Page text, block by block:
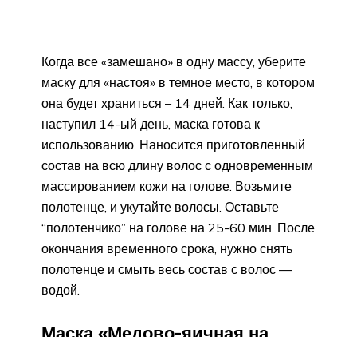
Когда все «замешано» в одну массу, уберите
маску для «настоя» в темное место, в котором
она будет храниться – 14 дней. Как только,
наступил 14-ый день, маска готова к
использованию. Наносится приготовленный
состав на всю длину волос с одновременным
массированием кожи на голове. Возьмите
полотенце, и укутайте волосы. Оставьте
“полотенчико” на голове на 25-60 мин. После
окончания временного срока, нужно снять
полотенце и смыть весь состав с волос —
водой.